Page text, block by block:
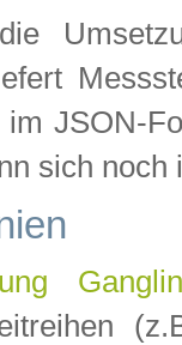
JSON-
sich noch